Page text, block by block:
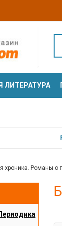
ЛИТЕРАТУРА
хроника. Романы о